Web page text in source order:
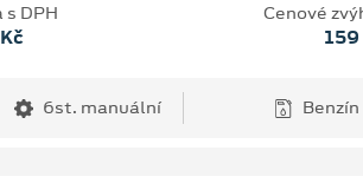
s DPH Cenové
6st. manuální Benzín